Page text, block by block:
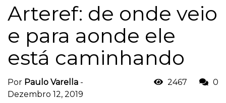
Arteref: de onde veio
e para aonde ele
está caminhando
Por Paulo Varella -
Dezembro 12, 2019
2467 0